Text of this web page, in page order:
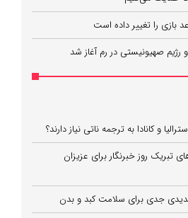
بازی را تغییر داده است
رژیم صهیونیستی در رم آغاز شد
و کانادا به ترجمه ناتی نیاز دارند؟
تبریک روز خبرنگار برای عزیزان
جدی برای سلامت کبد و بدن